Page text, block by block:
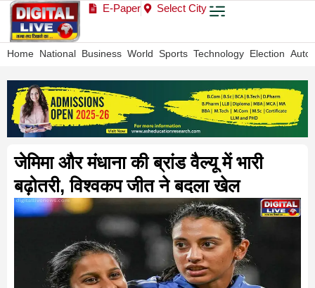
E-Paper Select City
Home National Business World Sports Technology Election Auto
जेमिमा और मंधाना की ब्रांड वैल्यू में भारी
बढ़ोतरी, विश्वकप जीत ने बदला खेल